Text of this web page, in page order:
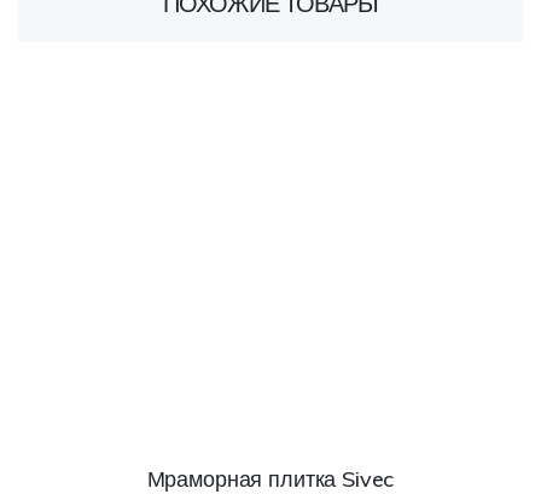
Мраморная плитка Sivec